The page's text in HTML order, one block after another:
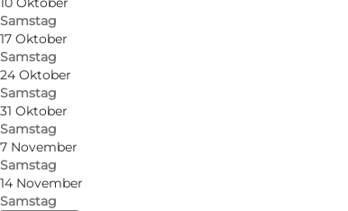
Samstag
17 Oktober
Samstag
24 Oktober
Samstag
31 Oktober
Samstag
7 November
Samstag
14 November
Samstag